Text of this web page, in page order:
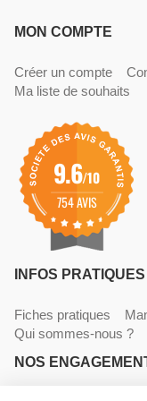
MON COMPTE
Créer un compte
Ma liste de souhaits
9.6/10
754 AVIS
INFOS PRATIQUES
Fiches pratiques
Qui sommes-nous ?
NOS